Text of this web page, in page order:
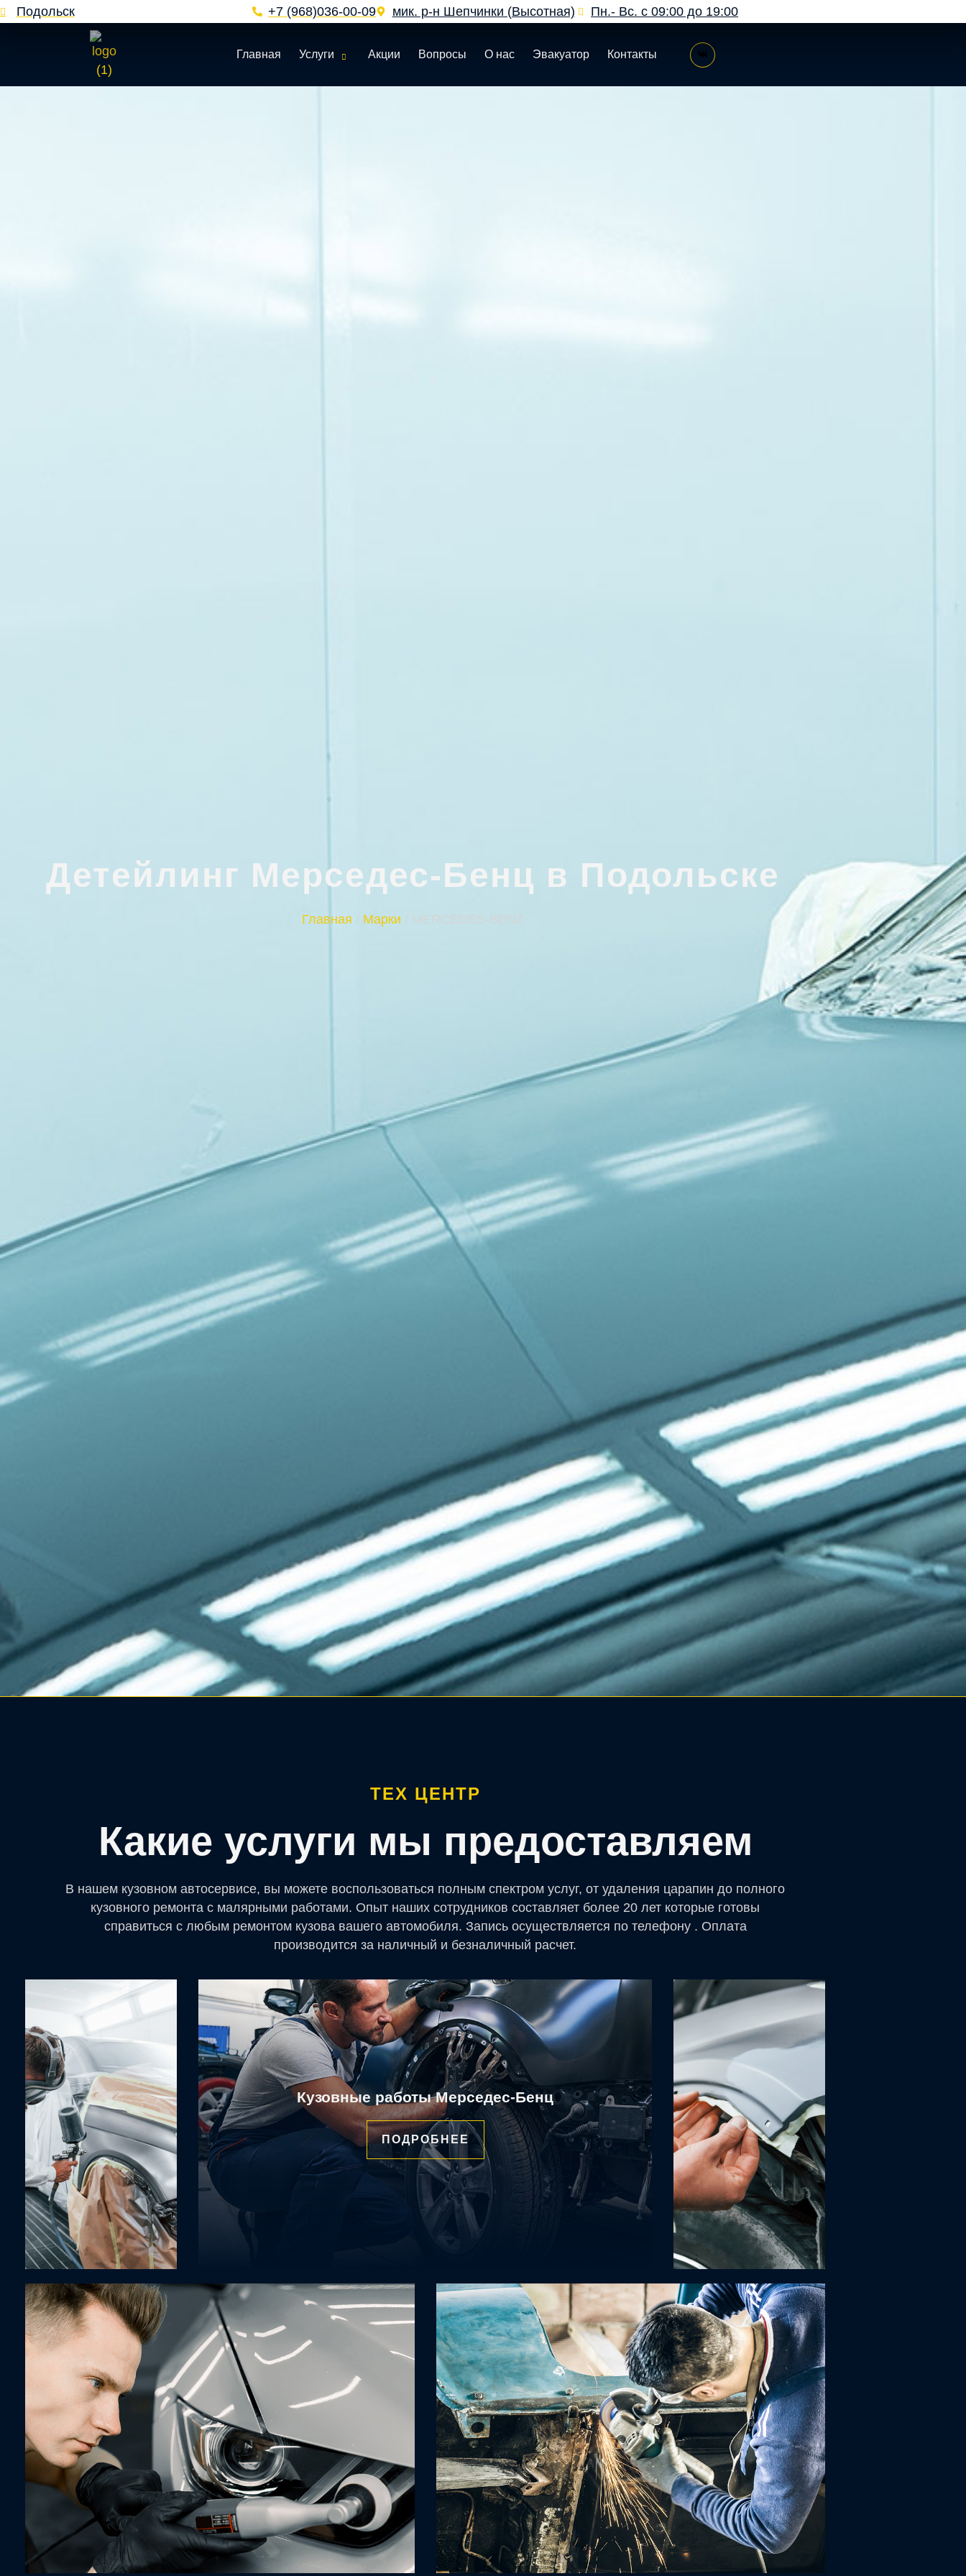
Подольск +7 (968)036‑00‑09 мик. р-н Шепчинки (Высотная) Пн.- Вс. с 09:00 до 19:00
Главная Услуги Акции Вопросы О нас Эвакуатор Контакты
Детейлинг Мерседес-Бенц в Подольске
Главная Марки
ТЕХ ЦЕНТР
Какие услуги мы предоставляем
В нашем кузовном автосервисе, вы можете воспользоваться полным спектром услуг, от удаления царапин до полного
кузовного ремонта с малярными работами. Опыт наших сотрудников составляет более 20 лет которые готовы
справиться с любым ремонтом кузова вашего автомобиля. Запись осуществляется по телефону . Оплата
производится за наличный и безналичный расчет.
Кузовные работы Мерседес-Бенц
ПОДРОБНЕЕ